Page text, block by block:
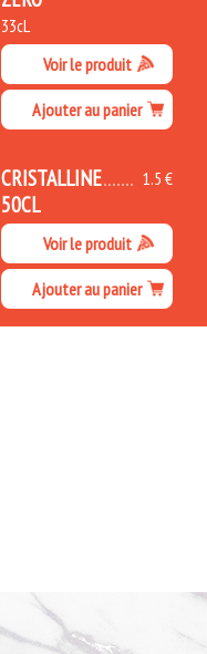
33cL
Voir le produit
Ajouter au panier
1.5 €
CRISTALLINE
50CL
Voir le produit
Ajouter au panier